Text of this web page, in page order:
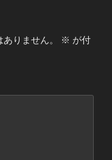
りません。 ※ が付